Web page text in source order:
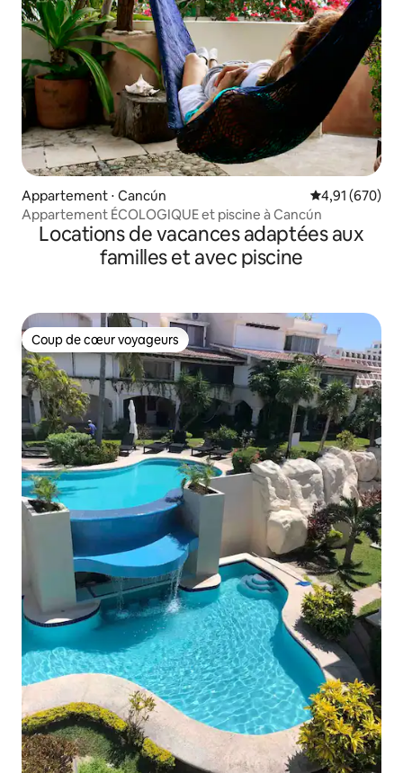
Appartement ⋅ Cancún Évaluation
4,91 (670)
Appartement ÉCOLOGIQUE et piscine à Cancún
Locations de vacances adaptées aux
familles et avec piscine
Coup de cœur voyageurs
Coup de cœur voyageurs